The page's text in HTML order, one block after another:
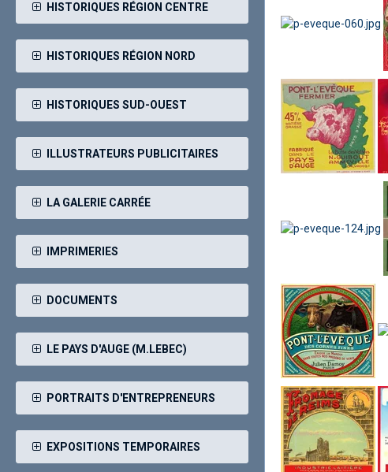
HISTORIQUES RÉGION CENTRE
HISTORIQUES RÉGION NORD
HISTORIQUES SUD-OUEST
ILLUSTRATEURS PUBLICITAIRES
LA GALERIE CARRÉE
IMPRIMERIES
DOCUMENTS
LE PAYS D'AUGE (M.LEBEC)
PORTRAITS D'ENTREPRENEURS
EXPOSITIONS TEMPORAIRES